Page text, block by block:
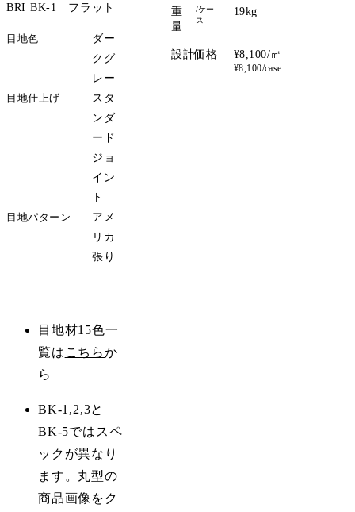
BRI BK-1 フラット
目地色
ダー
クグ
レー
目地仕上げ
スタ
ンダ
ード
ジョ
イン
ト
目地パターン
アメ
リカ
張り
目地材15色一
覧は こちらか
ら
BK-1,2,3と
BK-5ではスペ
ックが異なり
ます。丸型の
商品画像をク
重
量
/ケー
ス
設計価格
19kg
¥8,100/㎡
¥8,100/case